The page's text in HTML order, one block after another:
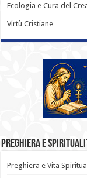
Ecologia e Cura del
Virtù Cristiane
Preghiera e
Preghiera e Vita